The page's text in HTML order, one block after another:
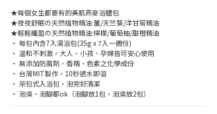
★每個女生都要有的美肌燕麥浴鹽包
★夜夜舒眠の天然植物精油:薑/天竺葵/洋甘菊精油
★輕輕纖盈の天然植物精油:檸檬/葡萄柚/甜橙精油
‧ 每包內含7入湯浴包(35g x 7入一週份)
‧ 溫和不刺激，大人、小孩、孕婦皆可安心使用
‧ 無添加防腐劑、香精、色素之化學成份
‧ 台灣MIT製作，10秒遇水即溶
‧ 茶包式入浴包，泡完好清潔
‧ 泡澡、泡腳都ok（泡腳放1包，泡澡放2包）